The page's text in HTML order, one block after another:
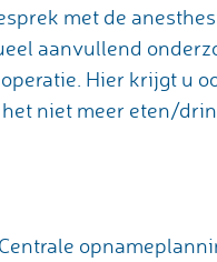
met de
aanvullend
Hier krijgt u
niet meer eten/